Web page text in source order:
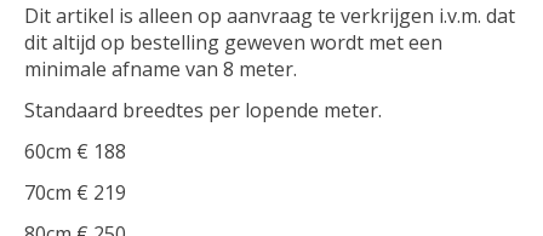
Dit artikel is alleen op aanvraag te verkrijgen i.v.m. dat
dit altijd op bestelling geweven wordt met een
minimale afname van 8 meter.
Standaard breedtes per lopende meter.
60cm € 188
70cm € 219